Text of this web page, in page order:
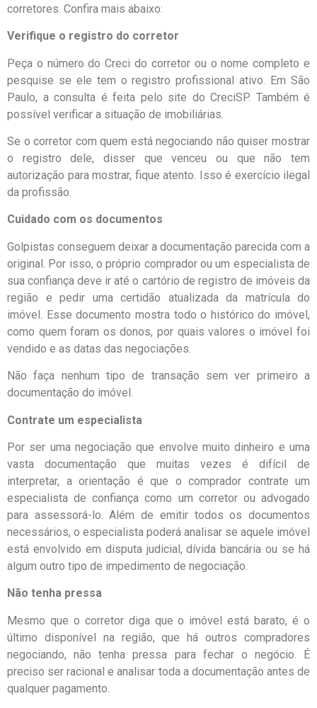
corretores. Confira mais abaixo:
Verifique o registro do corretor
Peça o número do Creci do corretor ou o nome completo e
pesquise se ele tem o registro profissional ativo. Em São
Paulo, a consulta é feita pelo site do CreciSP. Também é
possível verificar a situação de imobiliárias.
Se o corretor com quem está negociando não quiser mostrar
o registro dele, disser que venceu ou que não tem
autorização para mostrar, fique atento. Isso é exercício ilegal
da profissão.
Cuidado com os documentos
Golpistas conseguem deixar a documentação parecida com a
original. Por isso, o próprio comprador ou um especialista de
sua confiança deve ir até o cartório de registro de imóveis da
região e pedir uma certidão atualizada da matrícula do
imóvel. Esse documento mostra todo o histórico do imóvel,
como quem foram os donos, por quais valores o imóvel foi
vendido e as datas das negociações.
Não faça nenhum tipo de transação sem ver primeiro a
documentação do imóvel.
Contrate um especialista
Por ser uma negociação que envolve muito dinheiro e uma
vasta documentação que muitas vezes é difícil de
interpretar, a orientação é que o comprador contrate um
especialista de confiança como um corretor ou advogado
para assessorá-lo. Além de emitir todos os documentos
necessários, o especialista poderá analisar se aquele imóvel
está envolvido em disputa judicial, dívida bancária ou se há
algum outro tipo de impedimento de negociação.
Não tenha pressa
Mesmo que o corretor diga que o imóvel está barato, é o
último disponível na região, que há outros compradores
negociando, não tenha pressa para fechar o negócio. É
preciso ser racional e analisar toda a documentação antes de
qualquer pagamento.